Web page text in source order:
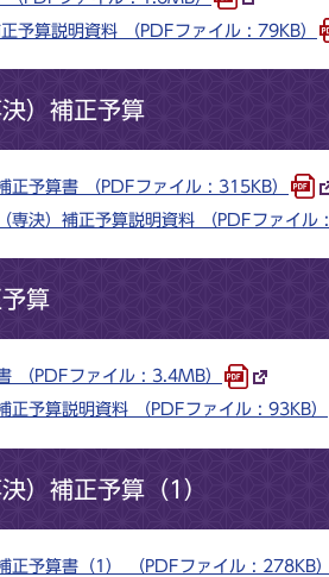
予算説明資料 （PDFファイル : 79KB）
）補正予算
正予算書 （PDFファイル : 315KB）
専決）補正予算説明資料 （PDFファイル
算
（PDFファイル : 3.4MB）
正予算説明資料 （PDFファイル : 93KB）
）補正予算（1）
正予算書（1） （PDFファイル : 278KB